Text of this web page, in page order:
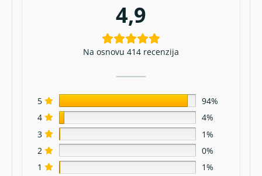
4,9
Na osnovu 414 recenzija
5
94%
4
4%
3
1%
2
0%
1
1%